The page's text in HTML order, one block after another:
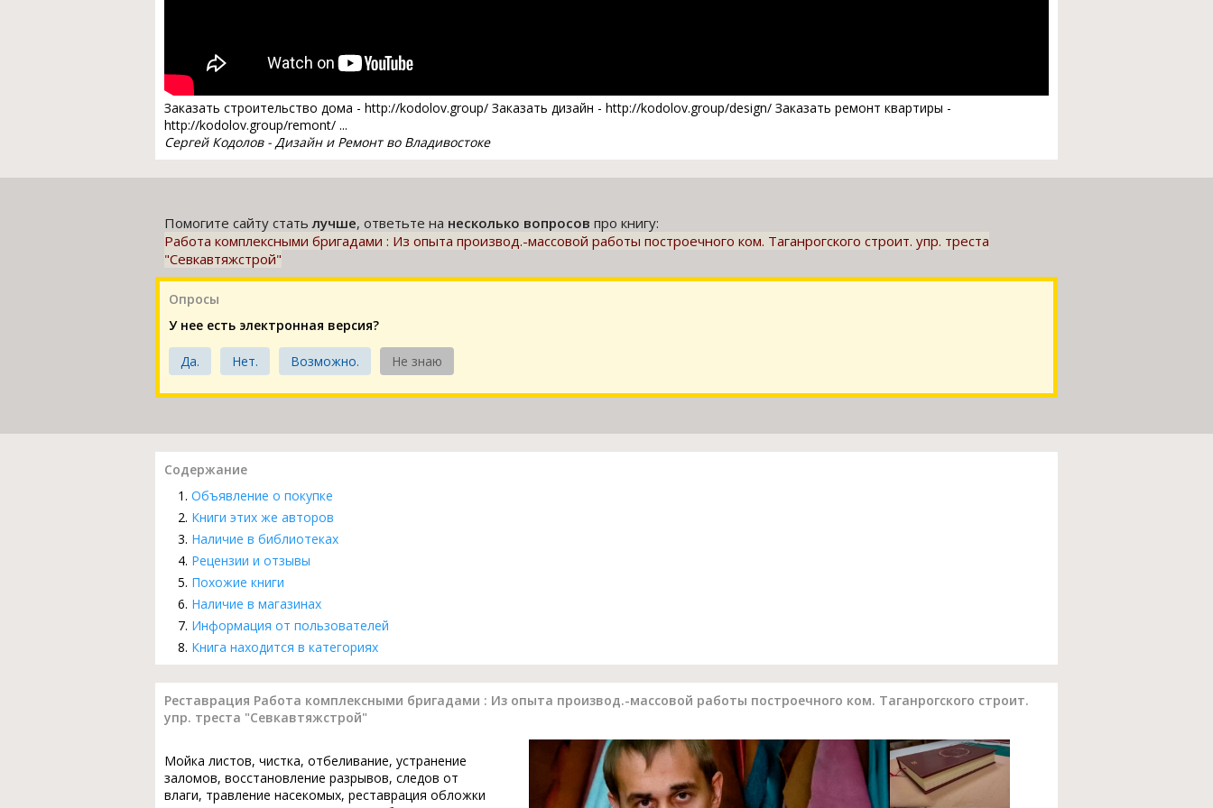
Заказать строительство дома - http://kodolov.group/ Заказать дизайн - http://kodolov.group/design/ Заказать ремонт квартиры -
http://kodolov.group/remont/ ...
Сергей Кодолов - Дизайн и Ремонт во Владивостоке
Помогите сайту статьлучше, ответьте на несколько вопросов про книгу:
Работа комплексными бригадами : Из опыта производ.-массовой работы построечного ком. Таганрогского строит. упр. треста
"Севкавтяжстрой"
Опросы
У нее есть электронная версия?
Да. Нет. Возможно. Не знаю
Содержание
Объявление о покупке
Книги этих же авторов
Наличие в библиотеках
Рецензии и отзывы
Похожие книги
Наличие в магазинах
Информация от пользователей
Книга находится в категориях
Реставрация Работа комплексными бригадами : Из опыта производ.-массовой работы построечного ком. Таганрогского строит.
упр. треста "Севкавтяжстрой"
Мойка листов, чистка, отбеливание, устранение
заломов, восстановление разрывов, следов от
влаги, травление насекомых, реставрация обложки